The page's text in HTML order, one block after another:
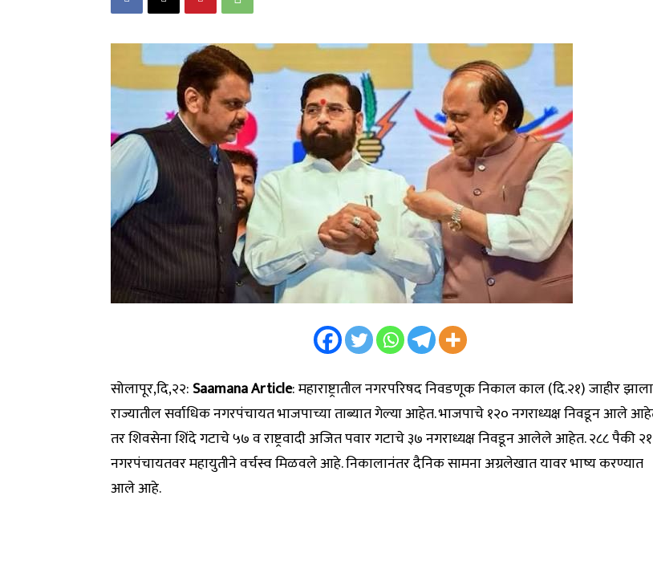
सोलापूर,दि,२२: Saamana Article: महाराष्ट्रातील नगरपरिषद निवडणूक निकाल काल (दि.२१) जाहीर
राज्यातील सर्वाधिक नगरपंचायत भाजपाच्या ताब्यात गेल्या आहेत. भाजपाचे १२० नगराध्यक्ष निवडून आले
तर शिवसेना शिंदे गटाचे ५७ व राष्ट्रवादी अजित पवार गटाचे ३७ नगराध्यक्ष निवडून आलेले आहेत. २८८ पैकी
नगरपंचायतवर महायुतीने वर्चस्व मिळवले आहे. निकालानंतर दैनिक सामना अग्रलेखात यावर भाष्य करण्यात
आले आहे.